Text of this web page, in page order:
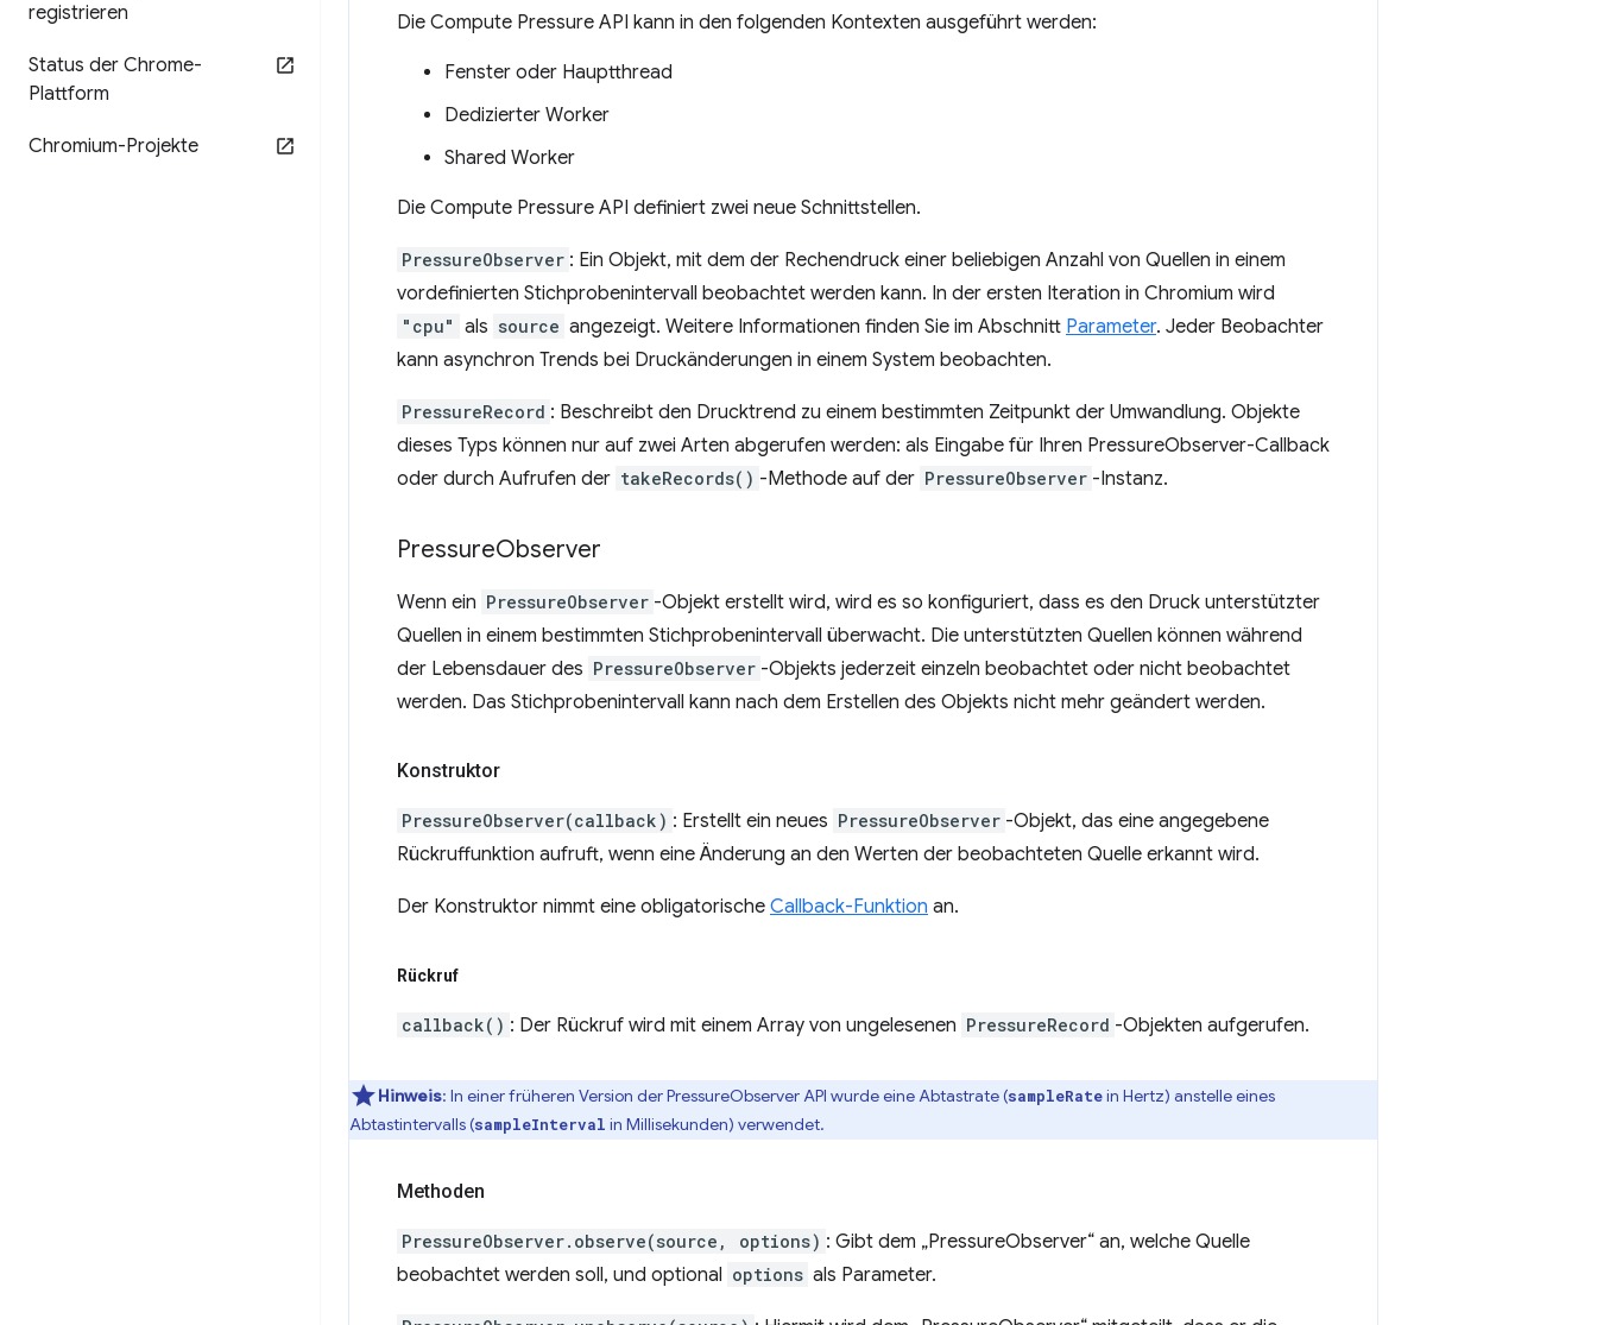
registrieren
Status der Chrome-
Plattform
Chromium-Projekte
Die Compute Pressure API kann in den folgenden Kontexten ausgeführt werden:
Fenster oder Hauptthread
Dedizierter Worker
Shared Worker
Die Compute Pressure API definiert zwei neue Schnittstellen.
PressureObserver : Ein Objekt, mit dem der Rechendruck einer beliebigen Anzahl von Quellen in einem
vordefinierten Stichprobenintervall beobachtet werden kann. In der ersten Iteration in Chromium wird
"cpu" als source angezeigt. Weitere Informationen finden Sie im Abschnitt Parameter. Jeder Beobachter
kann asynchron Trends bei Druckänderungen in einem System beobachten.
PressureRecord : Beschreibt den Drucktrend zu einem bestimmten Zeitpunkt der Umwandlung. Objekte
dieses Typs können nur auf zwei Arten abgerufen werden: als Eingabe für Ihren PressureObserver-Callback
oder durch Aufrufen der takeRecords() -Methode auf der PressureObserver -Instanz.
PressureObserver
Wenn ein PressureObserver -Objekt erstellt wird, wird es so konfiguriert, dass es den Druck unterstützter
Quellen in einem bestimmten Stichprobenintervall überwacht. Die unterstützten Quellen können während
der Lebensdauer des PressureObserver -Objekts jederzeit einzeln beobachtet oder nicht beobachtet
werden. Das Stichprobenintervall kann nach dem Erstellen des Objekts nicht mehr geändert werden.
Konstruktor
PressureObserver(callback) : Erstellt ein neues PressureObserver -Objekt, das eine angegebene
Rückruffunktion aufruft, wenn eine Änderung an den Werten der beobachteten Quelle erkannt wird.
Der Konstruktor nimmt eine obligatorische Callback-Funktion an.
Rückruf
callback() : Der Rückruf wird mit einem Array von ungelesenen PressureRecord -Objekten aufgerufen.
Hinweis: In einer früheren Version der PressureObserver API wurde eine Abtastrate (sampleRatein Hertz) anstelle eines
Abtastintervalls (sampleInterval in Millisekunden) verwendet.
Methoden
PressureObserver.observe(source, options) : Gibt dem „PressureObserver“ an, welche Quelle
beobachtet werden soll, und optional options als Parameter.